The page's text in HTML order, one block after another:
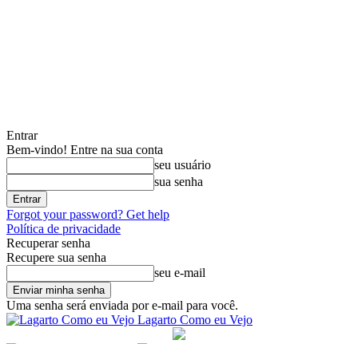
Entrar
Bem-vindo! Entre na sua conta
seu usuário
sua senha
Forgot your password? Get help
Política de privacidade
Recuperar senha
Recupere sua senha
seu e-mail
Uma senha será enviada por e-mail para você.
Lagarto Como eu Vejo